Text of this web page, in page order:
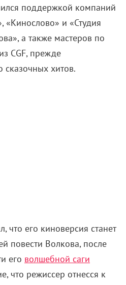
поддержкой компаний
«Кинослово» и «Студия
а также мастеров по
CGF, прежде
хитов.
что его киноверсия станет
повести Волкова, после
его волшебной саги
что режиссер отнесся к